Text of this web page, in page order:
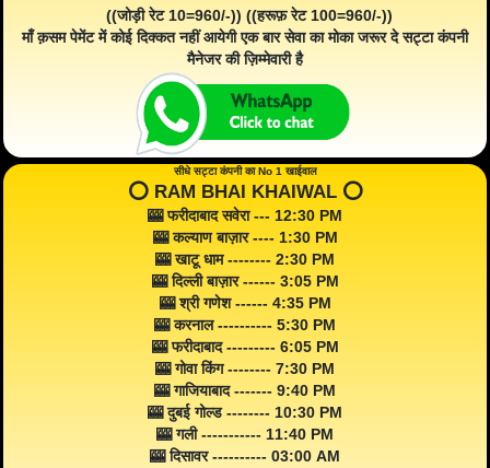
((जोड़ी रेट 10=960/-)) ((हरूफ़ रेट 100=960/-))
माँ क़सम पेमेंट में कोई दिक्कत नहीं आयेगी एक बार सेवा का मोका जरूर दे सट्टा कंपनी
मैनेजर की ज़िम्मेवारी है
सीधे सट्टा कंपनी का No 1 खाईवाल
⭕️ RAM BHAI KHAIWAL ⭕️
🎰 फरीदाबाद सवेरा --- 12:30 PM
🎰 कल्याण बाज़ार ---- 1:30 PM
🎰 खाटू धाम -------- 2:30 PM
🎰 दिल्ली बाज़ार ------ 3:05 PM
🎰 श्री गणेश ------ 4:35 PM
🎰 करनाल ---------- 5:30 PM
🎰 फरीदाबाद --------- 6:05 PM
🎰 गोवा किंग -------- 7:30 PM
🎰 गाजियाबाद ------- 9:40 PM
🎰 दुबई गोल्ड -------- 10:30 PM
🎰 गली ----------- 11:40 PM
🎰 दिसावर ---------- 03:00 AM